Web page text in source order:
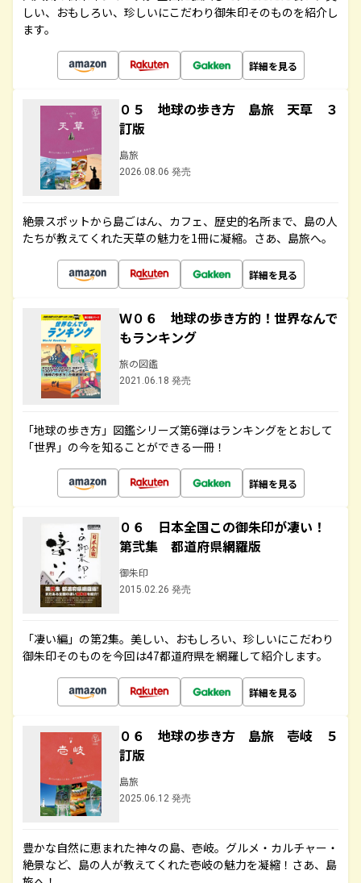
しい、おもしろい、珍しいにこだわり御朱印そのものを紹介し
ます。
詳細を見る
０５ 地球の歩き方 島旅 天草 ３
訂版
島旅
2026.08.06 発売
絶景スポットから島ごはん、カフェ、歴史的名所まで、島の人
たちが教えてくれた天草の魅力を1冊に凝縮。さあ、島旅へ。
詳細を見る
Ｗ０６ 地球の歩き方的！世界なんで
もランキング
旅の図鑑
2021.06.18 発売
「地球の歩き方」図鑑シリーズ第6弾はランキングをとおして
「世界」の今を知ることができる一冊！
詳細を見る
０６ 日本全国この御朱印が凄い！
第弐集 都道府県網羅版
御朱印
2015.02.26 発売
「凄い編」の第2集。美しい、おもしろい、珍しいにこだわり
御朱印そのものを今回は47都道府県を網羅して紹介します。
詳細を見る
０６ 地球の歩き方 島旅 壱岐 ５
訂版
島旅
2025.06.12 発売
豊かな自然に恵まれた神々の島、壱岐。グルメ・カルチャー・
絶景など、島の人が教えてくれた壱岐の魅力を凝縮！さあ、島